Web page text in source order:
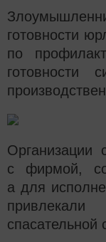
готовности
по
готовности
Организации
с фирмой,
а для
спасательной